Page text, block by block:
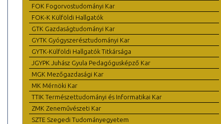
FOK Fogorvostudományi Kar
FOK-K Külföldi Hallgatók
GTK Gazdaságtudományi Kar
GYTK Gyógyszerésztudományi Kar
GYTK-Külföldi Hallgatók Titkársága
JGYPK Juhász Gyula Pedagógusképző Kar
MGK Mezőgazdasági Kar
MK Mérnöki Kar
TTIK Természettudományi és Informatikai Kar
ZMK Zeneművészeti Kar
SZTE Szegedi Tudományegyetem